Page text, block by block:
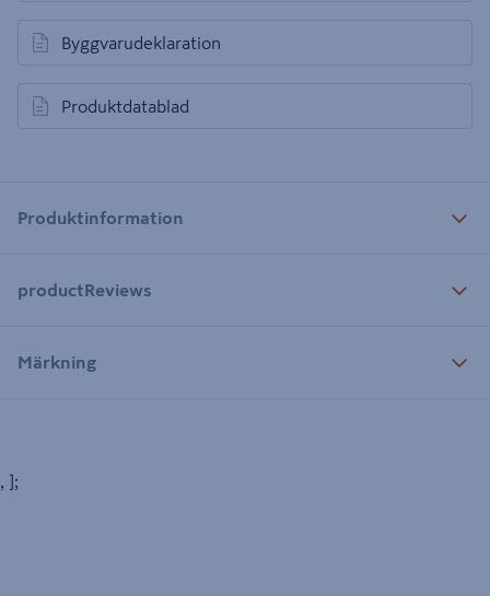
Byggvarudeklaration
öppnas i en ny flik
Produktdatablad
öppnas i en ny flik
Produktinformation
productReviews
Märkning
, ];